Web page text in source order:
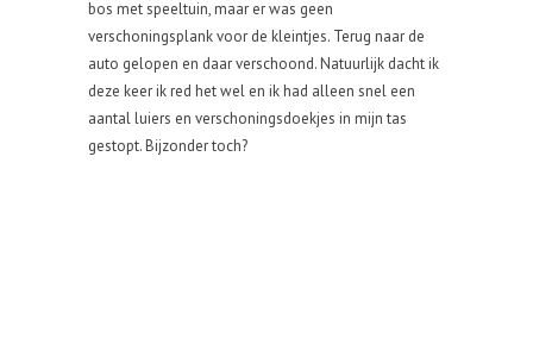
bos met speeltuin, maar er was geen
verschoningsplank voor de kleintjes. Terug naar de
auto gelopen en daar verschoond. Natuurlijk dacht ik
deze keer ik red het wel en ik had alleen snel een
aantal luiers en verschoningsdoekjes in mijn tas
gestopt. Bijzonder toch?